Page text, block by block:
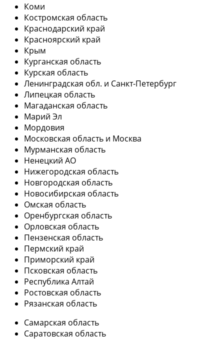
Коми
Костромская область
Краснодарский край
Красноярский край
Крым
Курганская область
Курская область
Ленинградская обл. и Санкт-Петербург
Липецкая область
Магаданская область
Марий Эл
Мордовия
Московская область и Москва
Мурманская область
Ненецкий АО
Нижегородская область
Новгородская область
Новосибирская область
Омская область
Оренбургская область
Орловская область
Пензенская область
Пермский край
Приморский край
Псковская область
Республика Алтай
Ростовская область
Рязанская область
Самарская область
Саратовская область